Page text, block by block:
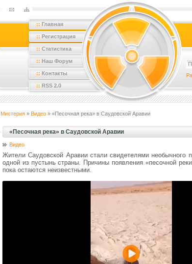
:: Главная
:: Регистрация
:: Статистика
:: Наш Форум
:: Контакты
:: RSS 2.0
Мистерия » Видео » «Песочная река» в Саудовской Аравии
«Песочная река» в Саудовской Аравии
Видео
Жители Саудовской Аравии стали свидетелями необычного
одной из пустынь страны. Причины появления «песочной
пока остаются неизвестными.
Воспроизвести